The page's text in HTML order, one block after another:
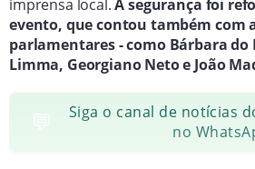
imprensa local.A segurança foi
evento, que contou também com
parlamentares - como Bárbara do
Limma, Georgiano Neto e João
💬
Siga o canal de notícias
no